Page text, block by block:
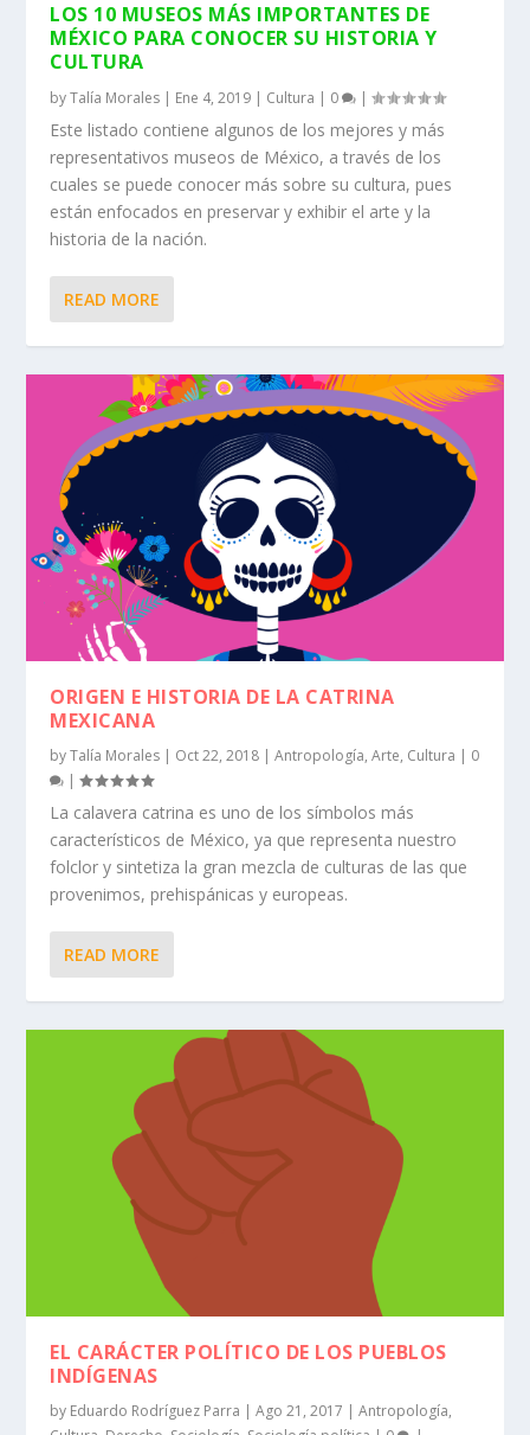
LOS 10 MUSEOS MÁS IMPORTANTES DE
MÉXICO PARA CONOCER SU HISTORIA Y
CULTURA
byTalía Morales | Ene 4, 2019 | Cultura | 0 |
Este listado contiene algunos de los mejores y más
representativos museos de México, a través de los
cuales se puede conocer más sobre su cultura, pues
están enfocados en preservar y exhibir el arte y la
historia de la nación.
READ MORE
ORIGEN E HISTORIA DE LA CATRINA
MEXICANA
byTalía Morales | Oct 22, 2018 |Antropología,Arte, Cultura | 0
|
La calavera catrina es uno de los símbolos más
característicos de México, ya que representa nuestro
folclor y sintetiza la gran mezcla de culturas de las que
provenimos, prehispánicas y europeas.
READ MORE
EL CARÁCTER POLÍTICO DE LOS PUEBLOS
INDÍGENAS
by Eduardo Rodríguez Parra |Ago 21, 2017 |Antropología,